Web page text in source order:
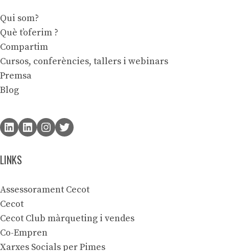
Qui som?
Què t’oferim ?
Compartim
Cursos, conferències, tallers i webinars
Premsa
Blog
LINKS
Assessorament Cecot
Cecot
Cecot Club màrqueting i vendes
Co-Empren
Xarxes Socials per Pimes